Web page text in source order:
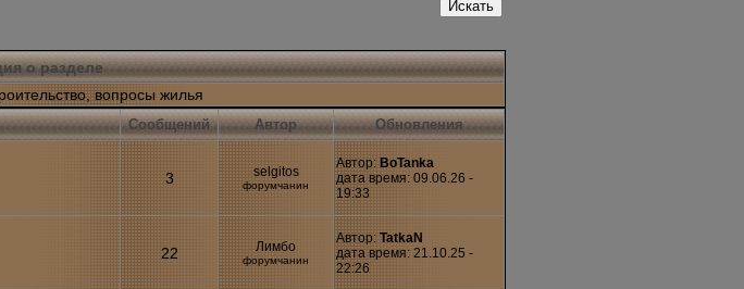
о разделе
вопросы жилья
Cообщений Автор Обновления
3 selgitos
форумчанин
Автор: BoTanka
дата время: 09.06.26 -
19:33
22 Лимбо
форумчанин
Автор:TatkaN
дата время: 21.10.25 -
22:26